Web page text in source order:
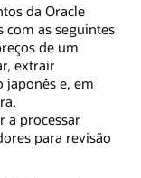
da Oracle
com as seguintes
de um
extrair
japonês e, em
a processar
para revisão